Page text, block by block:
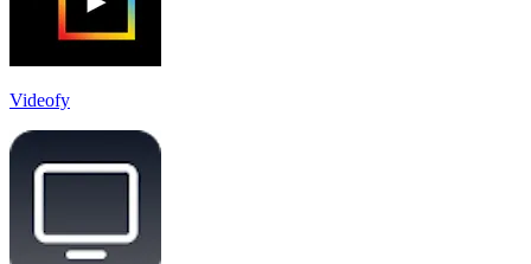
Videofy